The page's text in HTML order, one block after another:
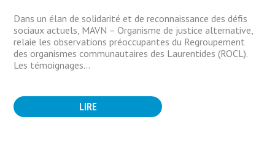
Dans un élan de solidarité et de reconnaissance des défis
sociaux actuels, MAVN – Organisme de justice alternative,
relaie les observations préoccupantes du Regroupement
des organismes communautaires des Laurentides (ROCL).
Les témoignages...
LIRE